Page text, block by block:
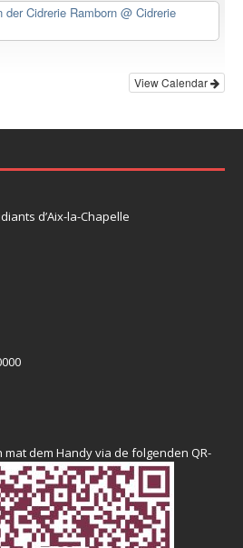
der Cidrerie Ramborn @ Cidrerie
View Calendar
d’Aix-la-Chapelle
dem Handy via de folgenden QR-